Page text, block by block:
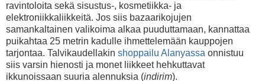
ravintoloita sekä sisustus-, kosmetiikka- ja
elektroniikkaliikkeitä. Jos siis bazaarikojujen
samankaltainen valikoima alkaa puuduttamaan, kannattaa
puikahtaa 25 metrin kadulle ihmettelemään kauppojen
tarjontaa. Talvikaudellakin shoppailu Alanyassa onnistuu
siis varsin hienosti ja monet liikkeet hehkuttavat
ikkunoissaan suuria alennuksia (indirim).